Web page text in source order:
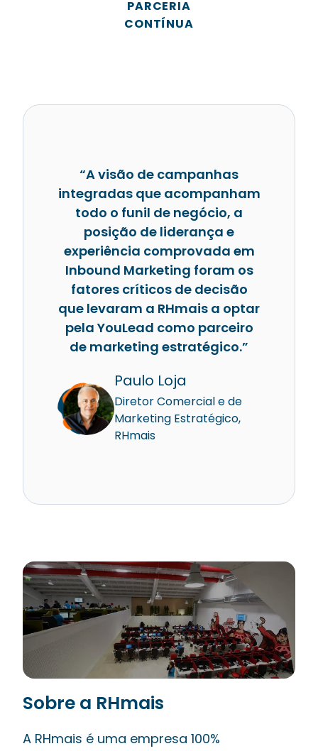
PARCERIA
CONTÍNUA
“A visão de campanhas
integradas que acompanham
todo o funil de negócio, a
posição de liderança e
experiência comprovada em
Inbound Marketing foram os
fatores críticos de decisão
que levaram a RHmais a optar
pela YouLead como parceiro
de marketing estratégico.”
Paulo Loja
Diretor Comercial e de
Marketing Estratégico,
RHmais
Sobre a RHmais
A RHmais é uma empresa 100%